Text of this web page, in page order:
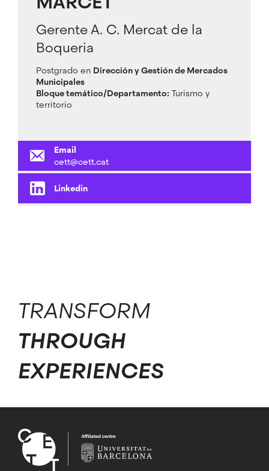
Gerente A. C. Mercat de la
Boqueria
Postgrado en Dirección y Gestión de Mercados
Municipales
Bloque temático/Departamento: Turismo y
territorio
Email
cett@cett.cat
Linkedin
TRANSFORM
THROUGH
EXPERIENCES